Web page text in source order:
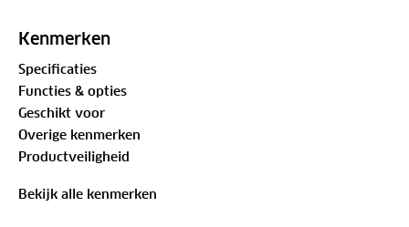
correctiekracht en een gelijkmatig resultaat in
Kenmerken
Specificaties
Functies & opties
Geschikt voor
Overige kenmerken
Productveiligheid
Bekijk alle kenmerken